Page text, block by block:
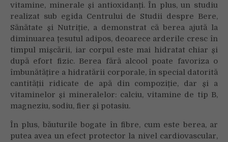
vitamine, minerale și antioxidanți. În plus, un studiu
realizat sub egida Centrului de Studii despre Bere,
Sănătate și Nutriție, a demonstrat că berea ajută la
diminuarea țesutul adipos, deoarece arderile cresc în
timpul mișcării, iar corpul este mai hidratat chiar și
după efort fizic. Berea fără alcool poate favoriza o
îmbunătățire a hidratării corporale, în special datorită
cantității ridicate de apă din compoziție, dar și a
vitaminelor și mineralelor: calciu, vitamine de tip B,
magneziu, sodiu, fier și potasiu.
În plus, băuturile bogate în fibre, cum este berea, ar
putea avea un efect protector la nivel cardiovascular,